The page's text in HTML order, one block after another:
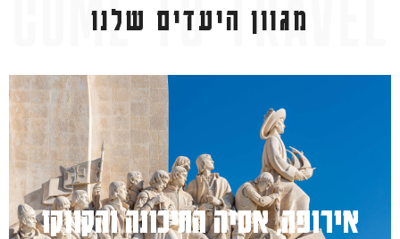
מגוון היעדים שלנו
אירופה, אסיה התיכונה והקווקז
למעבר לחץ כאן